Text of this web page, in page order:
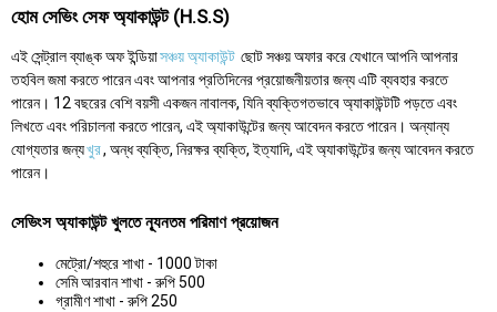
হোম সেভিং সেফ অ্যাকাউন্ট (H.S.S)
এই সেন্ট্রাল ব্যাঙ্ক অফ ইন্ডিয়াসঞ্চয় অ্যাকাউন্ট ছোট সঞ্চয় অফার করে যেখানে আপনি আপনার
তহবিল জমা করতে পারেন এবং আপনার প্রতিদিনের প্রয়োজনীয়তার জন্য এটি ব্যবহার করতে
পারেন। 12 বছরের বেশি বয়সী একজন নাবালক, যিনি ব্যক্তিগতভাবে অ্যাকাউন্টটি পড়তে এবং
লিখতে এবং পরিচালনা করতে পারেন, এই অ্যাকাউন্টের জন্য আবেদন করতে পারেন। অন্যান্য
যোগ্যতার জন্যখুর, অন্ধ ব্যক্তি, নিরক্ষর ব্যক্তি, ইত্যাদি, এই অ্যাকাউন্টের জন্য আবেদন করতে
পারেন।
সেভিংস অ্যাকাউন্ট খুলতে ন্যূনতম পরিমাণ প্রয়োজন
মেট্রো/শহুরে শাখা - 1000 টাকা
সেমি আরবান শাখা - রুপি 500
গ্রামীণ শাখা - রুপি 250